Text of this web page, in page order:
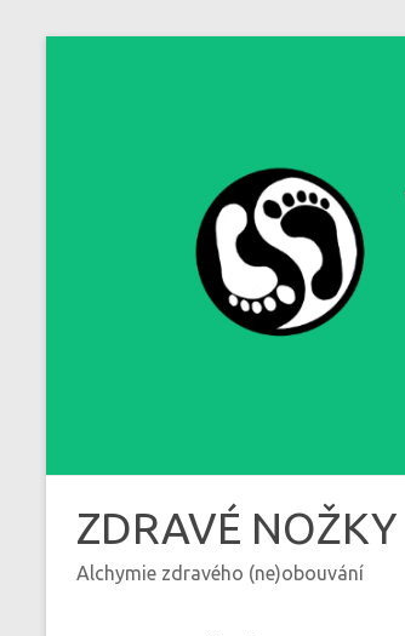
ZDRAVÉ NOŽKY
Alchymie zdravého (ne)obouvání